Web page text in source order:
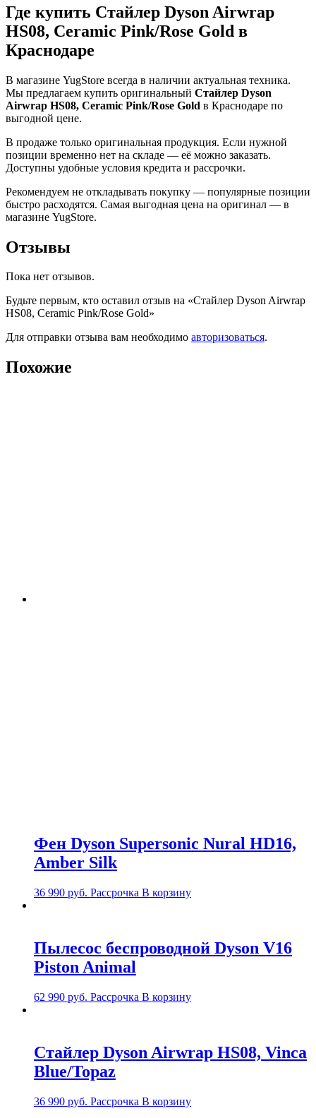
Где купить Стайлер Dyson Airwrap
HS08, Ceramic Pink/Rose Gold в
Краснодаре
В магазине YugStore всегда в наличии актуальная техника.
Мы предлагаем купить оригинальный Стайлер Dyson
Airwrap HS08, Ceramic Pink/Rose Gold в Краснодаре по
выгодной цене.
В продаже только оригинальная продукция. Если нужной
позиции временно нет на складе — её можно заказать.
Доступны удобные условия кредита и рассрочки.
Рекомендуем не откладывать покупку — популярные позиции
быстро расходятся. Самая выгодная цена на оригинал — в
магазине YugStore.
Отзывы
Пока нет отзывов.
Будьте первым, кто оставил отзыв на «Стайлер Dyson Airwrap
HS08, Ceramic Pink/Rose Gold»
Для отправки отзыва вам необходимо авторизоваться.
Похожие
Фен Dyson Supersonic Nural HD16,
Amber Silk
36 990 руб. Рассрочка В корзину
Пылесос беспроводной Dyson V16
Piston Animal
62 990 руб. Рассрочка В корзину
Стайлер Dyson Airwrap HS08, Vinca
Blue/Topaz
36 990 руб. Рассрочка В корзину